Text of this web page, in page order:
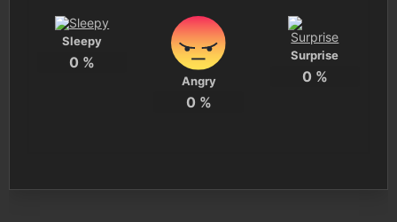
Sleepy
0 %
Angry
0 %
Surprise
0 %